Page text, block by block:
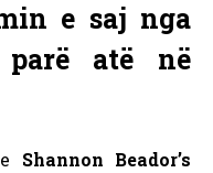
e saj nga
atë në
Shannon Beador’s